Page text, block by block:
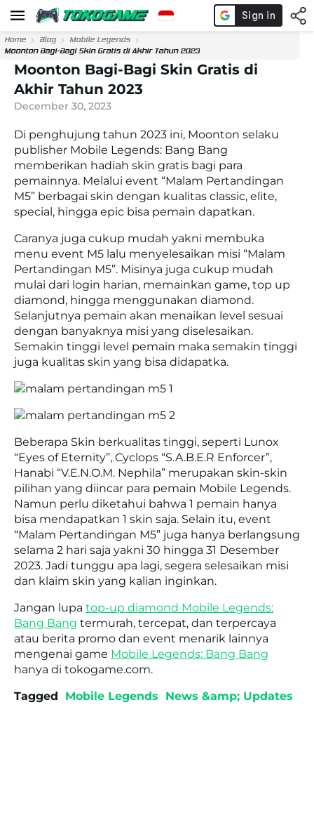
Home Blog
Mobile Legends
Moonton Bagi-Bagi Skin Gratis di Akhir Tahun 2023
Moonton Bagi-Bagi Skin Gratis di
Akhir Tahun 2023
December 30, 2023
Di penghujung tahun 2023 ini, Moonton selaku
publisher Mobile Legends: Bang Bang
memberikan hadiah skin gratis bagi para
pemainnya. Melalui event “Malam Pertandingan
M5” berbagai skin dengan kualitas classic, elite,
special, hingga epic bisa pemain dapatkan.
Caranya juga cukup mudah yakni membuka
menu event M5 lalu menyelesaikan misi “Malam
Pertandingan M5”. Misinya juga cukup mudah
mulai dari login harian, memainkan game, top up
diamond, hingga menggunakan diamond.
Selanjutnya pemain akan menaikan level sesuai
dengan banyaknya misi yang diselesaikan.
Semakin tinggi level pemain maka semakin tinggi
juga kualitas skin yang bisa didapatka.
Beberapa Skin berkualitas tinggi, seperti Lunox
“Eyes of Eternity”, Cyclops “S.A.B.E.R Enforcer”,
Hanabi “V.E.N.O.M. Nephila” merupakan skin-skin
pilihan yang diincar para pemain Mobile Legends.
Namun perlu diketahui bahwa 1 pemain hanya
bisa mendapatkan 1 skin saja. Selain itu, event
“Malam Pertandingan M5” juga hanya berlangsung
selama 2 hari saja yakni 30 hingga 31 Desember
2023. Jadi tunggu apa lagi, segera selesaikan misi
dan klaim skin yang kalian inginkan.
Jangan lupa top-up diamond Mobile Legends:
Bang Bang termurah, tercepat, dan terpercaya
atau berita promo dan event menarik lainnya
mengenai game Mobile Legends: Bang Bang
hanya di tokogame.com.
Tagged
Mobile Legends News &amp; Updates